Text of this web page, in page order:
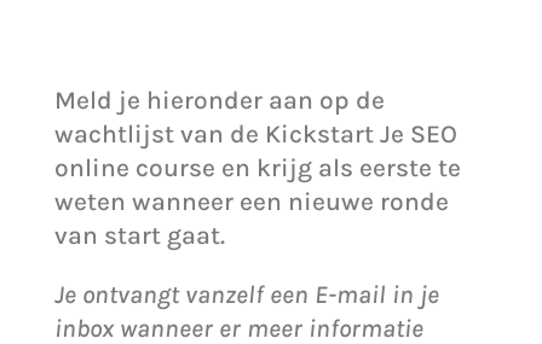
Meld je hieronder aan op de
wachtlijst van de Kickstart Je SEO
online course en krijg als eerste te
weten wanneer een nieuwe ronde
van start gaat.
Je ontvangt vanzelf een E-mail in je
inbox wanneer er meer informatie